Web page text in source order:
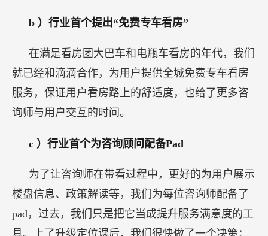
b ）行业首个提出“免费专车看房”
在满是看房团大巴车和电瓶车看房的年代，我们
就已经和滴滴合作，为用户提供全城免费专车看房
服务，保证用户看房路上的舒适度，也给了更多咨
询师与用户交互的时间。
c ）行业首个为咨询顾问配备Pad
为了让咨询师在带看过程中，更好的为用户展示
楼盘信息、政策解读等，我们为每位咨询师配备了
pad，过去，我们只是把它当成提升服务满意度的工
具。上了升级定位课后，我们很快做了一个决策：